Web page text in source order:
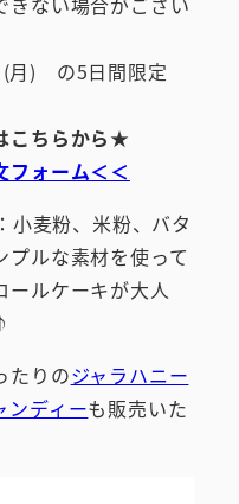
月) の5日間限定
こちらから★
フォーム＜＜
：小麦粉、米粉、バタ
プルな素材を使って
ールケーキが大人
りのジャラハニー
ンディーも販売いた